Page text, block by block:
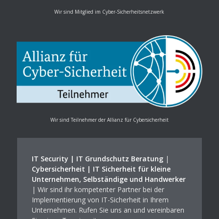
Wir sind Mitglied im Cyber-Sicherheitsnetzwerk
Wir sind Teilnehmer der Allianz für Cybersicherheit
IT Security | IT Grundschutz Beratung|
Cybersicherheit | IT Sicherheit für kleine
Unternehmen, Selbständige und Handwerker
| Wir sind ihr kompetenter Partner bei der
Implementierung von IT-Sicherheit in Ihrem
Unternehmen. Rufen Sie uns an und vereinbaren